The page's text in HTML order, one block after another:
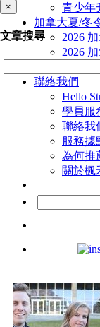
青少年
加拿大夏/冬
2026
2026
加拿
聯絡我們
Hello
學員服
聯絡我
服務據
為何推
關於楓
×
文章搜尋